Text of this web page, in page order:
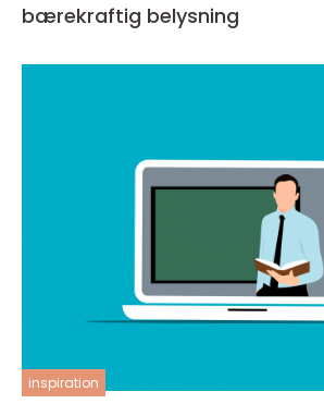
bærekraftig belysning
inspiration